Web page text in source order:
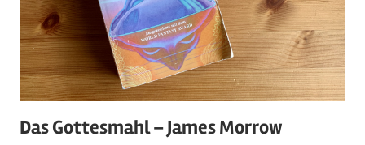
Das Gottesmahl – James Morrow